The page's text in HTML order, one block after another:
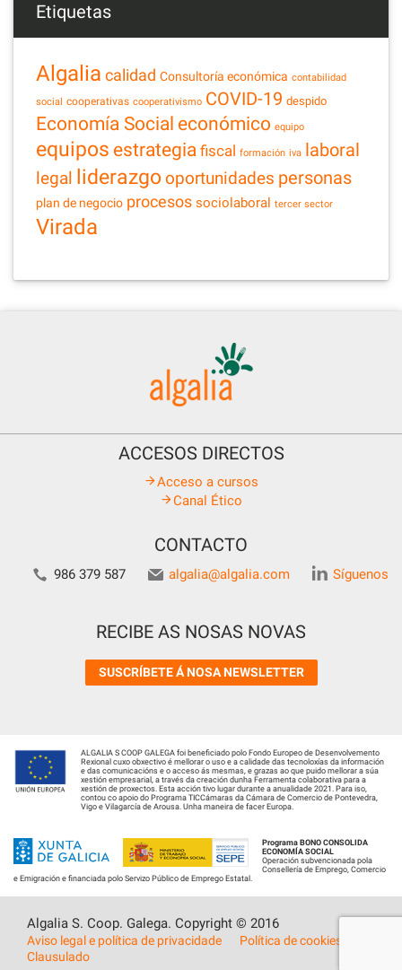
Etiquetas
Algalia calidad Consultoría económica contabilidad
social cooperativas cooperativismo COVID-19 despido
Economía Social económico equipo
equipos estrategia fiscal formación iva laboral
legal liderazgo oportunidades personas
plan de negocio procesos sociolaboral tercer sector
Virada
ACCESOS DIRECTOS
Acceso a cursos
Canal Ético
CONTACTO
986 379 587 algalia@algalia.com Síguenos
RECIBE AS NOSAS NOVAS
SUSCRÍBETE Á NOSA NEWSLETTER
ALGALIA S COOP GALEGA foi beneficiado polo Fondo Europeo de Desenvolvemento
Rexional cuxo obxectivo é mellorar o uso e a calidade das tecnoloxías da información
e das comunicacións e o acceso ás mesmas, e grazas ao que puido mellorar a súa
xestión empresarial, a través da creación dunha Ferramenta colaborativa para a
xestión de proxectos. Esta acción tivo lugar durante a anualidade 2021. Para iso,
contou co apoio do Programa TICCámaras da Cámara de Comercio de Pontevedra,
Vigo e Vilagarcía de Arousa. Unha maneira de facer Europa.
Programa BONO CONSOLIDA
ECONOMÍA SOCIAL
Operación subvencionada pola
Consellería de Emprego, Comercio
e Emigración e financiada polo Servizo Público de Emprego Estatal.
Algalia S. Coop. Galega. Copyright © 2016
Aviso legal e política de privacidade
Política de cookies
Clausulado